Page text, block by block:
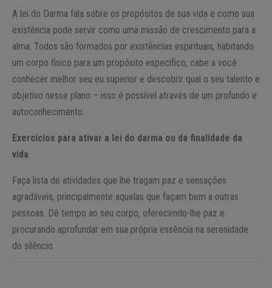
A lei do Darma fala sobre os propósitos de sua vida e como sua
existência pode servir como uma missão de crescimento para a
alma. Todos são formados por existências espirituais, habitando
um corpo físico para um propósito específico, cabe a você
conhecer melhor seu eu superior e descobrir qual o seu talento e
objetivo nesse plano – isso é possível através de um profundo e
autoconhecimento.
Exercícios para ativar a lei do darma ou da finalidade da
vida
Faça lista de atividades que lhe tragam paz e sensações
agradáveis, principalmente aquelas que façam bem a outras
pessoas. Dê tempo ao seu corpo, oferecendo-lhe paz e
procurando aprofundar em sua própria essência na serenidade
do silêncio.